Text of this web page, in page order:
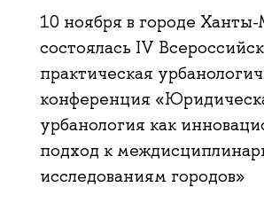
10 ноября в городе
состоялась IV
практическая
конференция
урбанология как
подход к
исследованиям городов»